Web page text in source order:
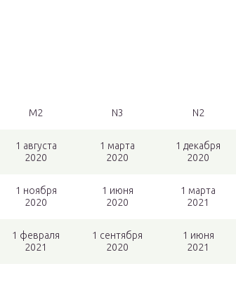
M2 N3 N2
1 августа
2020
1 марта
2020
1 декабря
2020
1 ноября
2020
1 июня
2020
1 марта
2021
1 февраля
2021
1 сентября
2020
1 июня
2021